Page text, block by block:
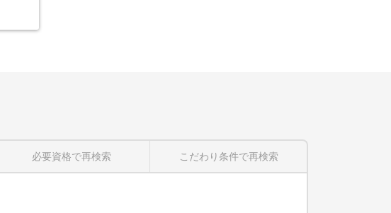
必要資格で再検索 こだわり条件で再検索